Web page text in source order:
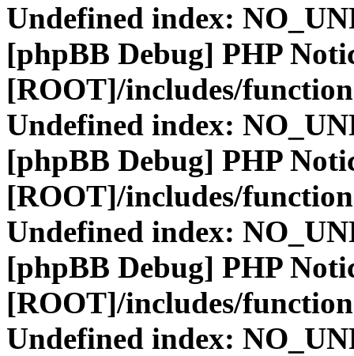
Undefined index:
[phpBB Debug] PHP
[ROOT]/includes/
Undefined index:
[phpBB Debug] PHP
[ROOT]/includes/
Undefined index:
[phpBB Debug] PHP
[ROOT]/includes/
Undefined index: